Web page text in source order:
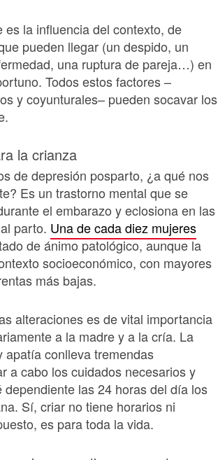
es la influencia del contexto, de
pueden llegar (un despido, un
una ruptura de pareja…) en
Todos estos factores –
y coyunturales– pueden socavar los
la crianza
de depresión posparto, ¿a qué nos
Es un trastorno mental que se
el embarazo y eclosiona en las
parto. Una de cada diez mujeres
de ánimo patológico, aunque la
socioeconómico, con mayores
más bajas.
alteraciones es de vital importancia
a la madre y a la cría. La
apatía conlleva tremendas
a cabo los cuidados necesarios y
las 24 horas del día los
Sí, criar no tiene horarios ni
es para toda la vida.